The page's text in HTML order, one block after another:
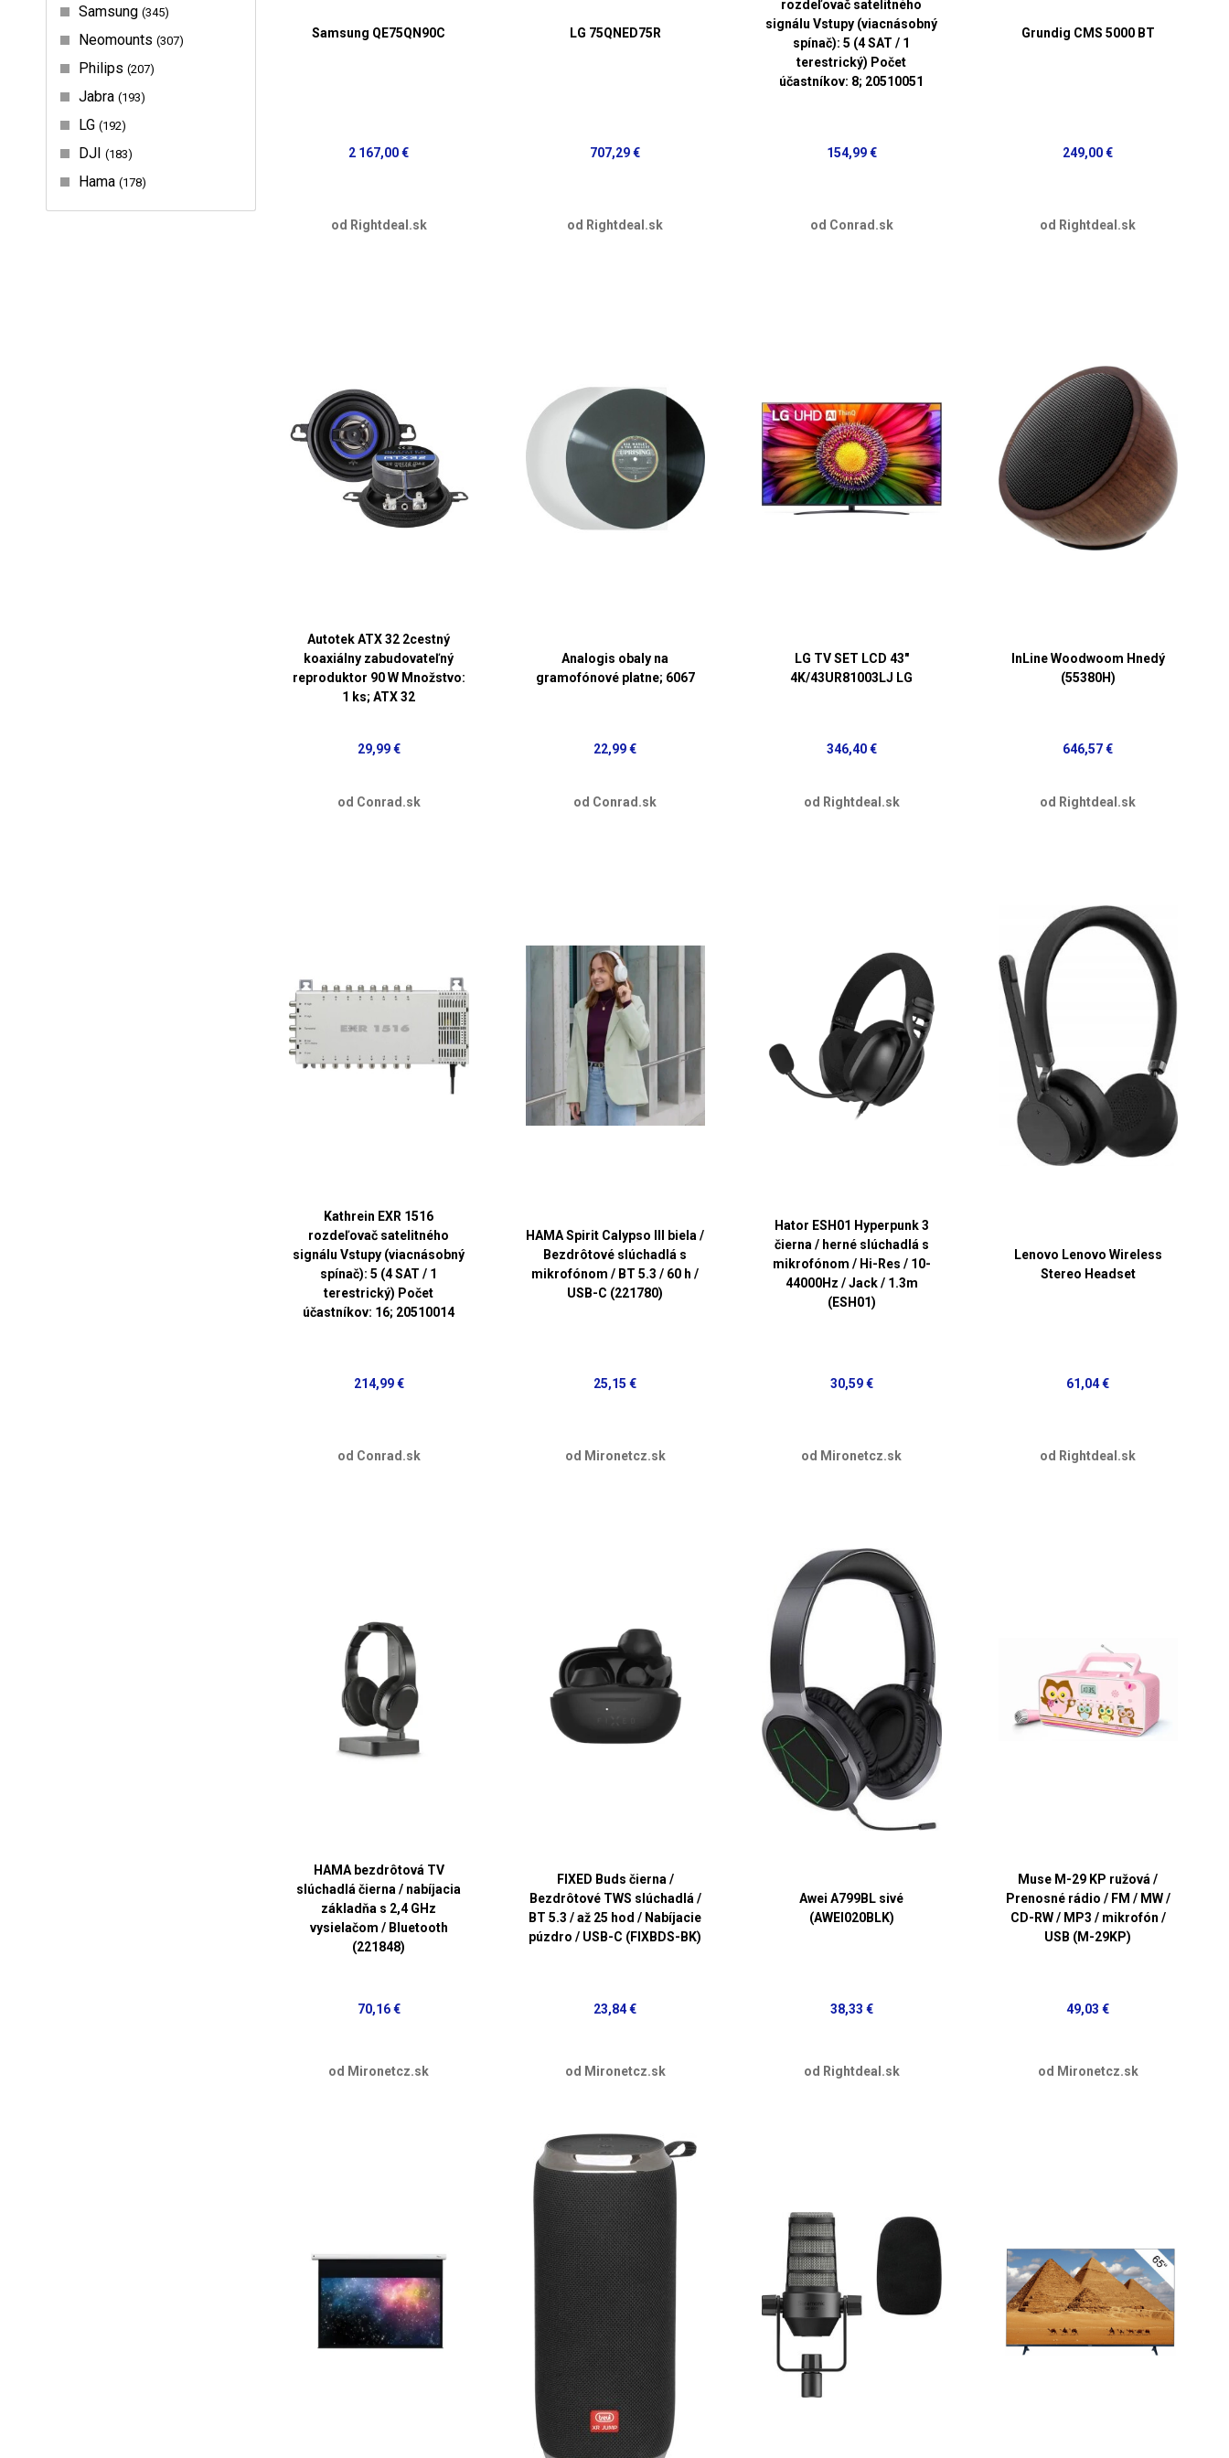
Samsung 345
Neomounts 307
Philips 207
Jabra 193
LG 192
DJI 183
Hama 178
Samsung QE75QN90C
2 167,00 €
od Rightdeal.sk
LG 75QNED75R
707,29 €
od Rightdeal.sk
rozdeľovač satelitného
signálu Vstupy (viacnásobný
spínač): 5 (4 SAT / 1
terestrický) Počet
účastníkov: 8; 20510051
154,99 €
od Conrad.sk
Grundig CMS 5000 BT
249,00 €
od Rightdeal.sk
Autotek ATX 32 2cestný
koaxiálny zabudovateľný
reproduktor 90 W Množstvo:
1 ks; ATX 32
29,99 €
od Conrad.sk
Analogis obaly na
gramofónové platne; 6067
22,99 €
od Conrad.sk
LG TV SET LCD 43"
4K/43UR81003LJ LG
346,40 €
od Rightdeal.sk
InLine Woodwoom Hnedý
(55380H)
646,57 €
od Rightdeal.sk
Kathrein EXR 1516
rozdeľovač satelitného
signálu Vstupy (viacnásobný
spínač): 5 (4 SAT / 1
terestrický) Počet
účastníkov: 16; 20510014
214,99 €
od Conrad.sk
HAMA Spirit Calypso III biela /
Bezdrôtové slúchadlá s
mikrofónom / BT 5.3 / 60 h /
USB-C (221780)
25,15 €
od Mironetcz.sk
Hator ESH01 Hyperpunk 3
čierna / herné slúchadlá s
mikrofónom / Hi-Res / 10-
44000Hz / Jack / 1.3m
(ESH01)
30,59 €
od Mironetcz.sk
Lenovo Lenovo Wireless
Stereo Headset
61,04 €
od Rightdeal.sk
HAMA bezdrôtová TV
slúchadlá čierna / nabíjacia
základňa s 2,4 GHz
vysielačom / Bluetooth
(221848)
70,16 €
od Mironetcz.sk
FIXED Buds čierna /
Bezdrôtové TWS slúchadlá /
BT 5.3 / až 25 hod / Nabíjacie
púzdro / USB-C (FIXBDS-BK)
23,84 €
od Mironetcz.sk
Awei A799BL sivé
(AWEI020BLK)
38,33 €
od Rightdeal.sk
Muse M-29 KP ružová /
Prenosné rádio / FM / MW /
CD-RW / MP3 / mikrofón /
USB (M-29KP)
49,03 €
od Mironetcz.sk